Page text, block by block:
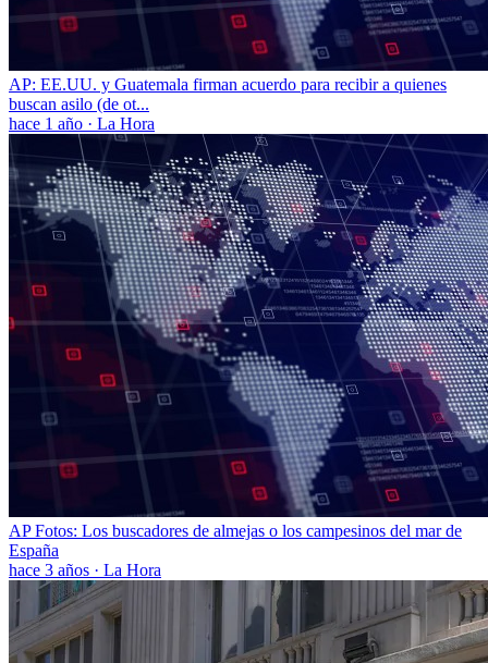
AP: EE.UU. y Guatemala firman acuerdo para recibir a quienes
buscan asilo (de ot...
hace 1 año · La Hora
AP Fotos: Los buscadores de almejas o los campesinos del mar de
España
hace 3 años · La Hora